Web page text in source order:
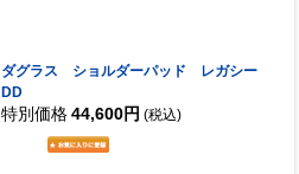
ダグラス ショルダーパッド レガシー
DD
特別価格 44,600円 (税込)